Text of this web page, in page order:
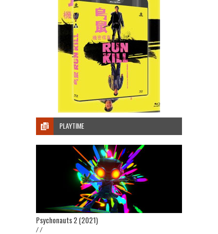
PLAYTIME
Psychonauts 2 (2021)
/ /